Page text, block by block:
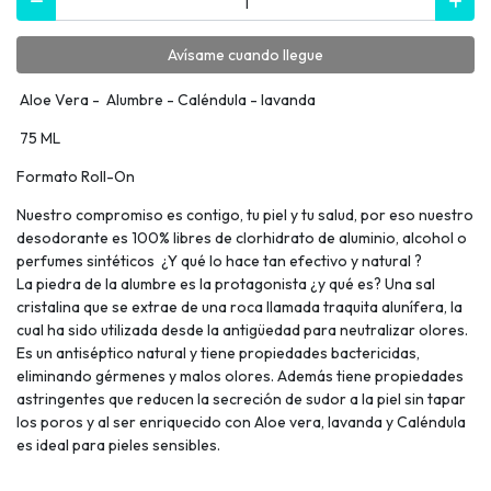
Avísame cuando llegue
Aloe Vera - Alumbre - Caléndula - lavanda
75 ML
Formato Roll-On
Nuestro compromiso es contigo, tu piel y tu salud, por eso nuestro
desodorante es 100% libres de clorhidrato de aluminio, alcohol o
perfumes sintéticos ¿Y qué lo hace tan efectivo y natural ?
La piedra de la alumbre es la protagonista ¿y qué es? Una sal
cristalina que se extrae de una roca llamada traquita alunífera, la
cual ha sido utilizada desde la antigüedad para neutralizar olores.
Es un antiséptico natural y tiene propiedades bactericidas,
eliminando gérmenes y malos olores. Además tiene propiedades
astringentes que reducen la secreción de sudor a la piel sin tapar
los poros y al ser enriquecido con Aloe vera, lavanda y Caléndula
es ideal para pieles sensibles.